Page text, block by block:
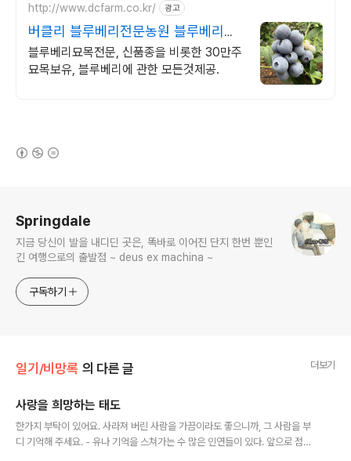
http://www.dcfarm.co.kr/ 광고
버클리 블루베리전문농원 블루베리묘
목 농자재 영양제
블루베리묘목전문, 신품종을 비롯한 30만주
묘목보유, 블루베리에 관한 모든것제공.
Springdale
지금 당신이 발을 내디딘 곳은, 똑바로 이어진 단지 한번 뿐인
긴 여행으로의 출발점 ~ deus ex machina ~
구독하기
일기/비망록 의 다른 글 더보기
사랑을 희망하는 태도
한가지 부탁이 있어요. 사라져 버린 사람을 가끔이라도 좋으니까, 그 사람을 부
디 기억해 주세요. - 유나 기억을 스쳐가는 수 많은 인연들이 있다. 앞으로 점점